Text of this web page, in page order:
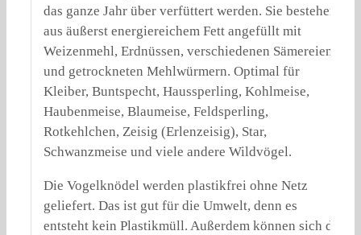
das ganze Jahr über verfüttert werden. Sie bestehen
aus äußerst energiereichem Fett angefüllt mit
Weizenmehl, Erdnüssen, verschiedenen Sämereien
und getrockneten Mehlwürmern. Optimal für
Kleiber, Buntspecht, Haussperling, Kohlmeise,
Haubenmeise, Blaumeise, Feldsperling,
Rotkehlchen, Zeisig (Erlenzeisig), Star,
Schwanzmeise und viele andere Wildvögel.
Die Vogelknödel werden plastikfrei ohne Netz
geliefert. Das ist gut für die Umwelt, denn es
entsteht kein Plastikmüll. Außerdem können sich die